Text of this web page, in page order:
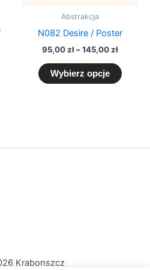
Abstrakcja
N082 Desire / Poster
95,00zł – 145,00zł
Wybierz opcje
Krabonszcz